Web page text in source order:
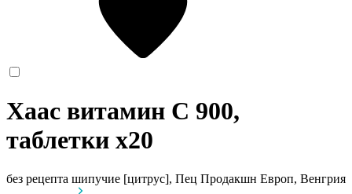
Хаас витамин С 900,
таблетки x20
без рецепта шипучие [цитрус], Пец Продакшн Европ, Венгрия